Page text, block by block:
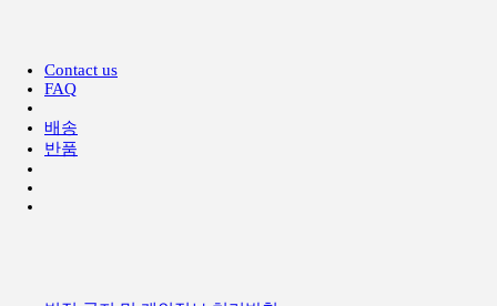
Contact us
FAQ
배송
반품